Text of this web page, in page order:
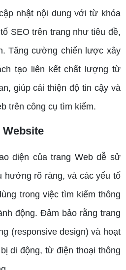
nhật nội dung với từ khóa
SEO trên trang như tiêu đề,
Tăng cường chiến lược xây
tạo liên kết chất lượng từ
giúp cải thiện độ tin cậy và
trên công cụ tìm kiếm.
diện của trang Web dễ sử
hướng rõ ràng, và các yếu tố
trong việc tìm kiếm thông
động. Đảm bảo rằng trang
(responsive design) và hoạt
di động, từ điện thoại thông